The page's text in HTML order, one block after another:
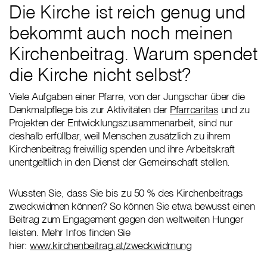
Die Kirche ist reich genug und
bekommt auch noch meinen
Kirchenbeitrag. Warum spendet
die Kirche nicht selbst?
Viele Aufgaben einer Pfarre, von der Jungschar über die
Denkmalpflege bis zur Aktivitäten der Pfarrcaritas und zu
Projekten der Entwicklungszusammenarbeit, sind nur
deshalb erfüllbar, weil Menschen zusätzlich zu ihrem
Kirchenbeitrag freiwillig spenden und ihre Arbeitskraft
unentgeltlich in den Dienst der Gemeinschaft stellen.
Wussten Sie, dass Sie bis zu 50 % des Kirchenbeitrags
zweckwidmen können? So können Sie etwa bewusst einen
Beitrag zum Engagement gegen den weltweiten Hunger
leisten. Mehr Infos finden Sie
hier: www.kirchenbeitrag.at/zweckwidmung